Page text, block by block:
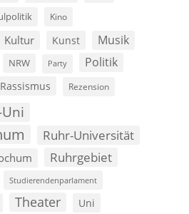
Kino
Kultur Kunst Musik
NRW Party Politik
Rassismus Rezension
Ruhr-Universität
Ruhrgebiet
Studierendenparlament
Theater Uni